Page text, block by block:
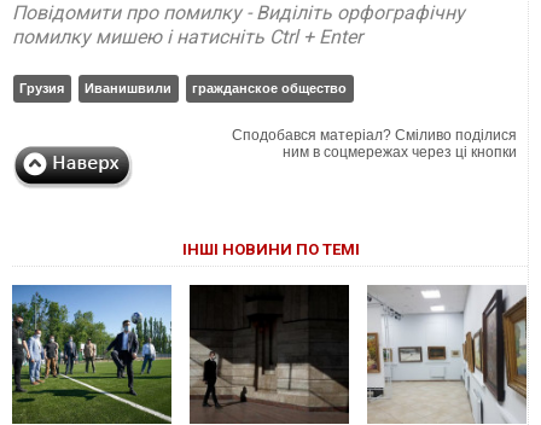
Повідомити про помилку - Виділіть орфографічну
помилку мишею і натисніть Ctrl + Enter
Грузия Иванишвили гражданское общество
Сподобався матеріал? Сміливо поділися
ним в соцмережах через ці кнопки
ІНШІ НОВИНИ ПО ТЕМІ